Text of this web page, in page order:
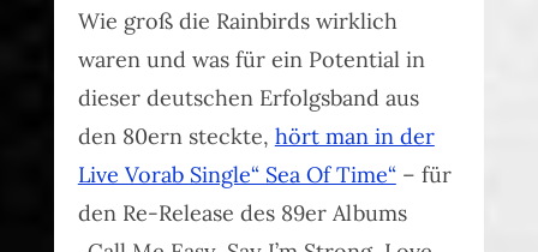
Wie groß die Rainbirds wirklich
waren und was für ein Potential in
dieser deutschen Erfolgsband aus
den 80ern steckte, hört man in der
Live Vorab Single“ Sea Of Time“– für
den Re-Release des 89er Albums